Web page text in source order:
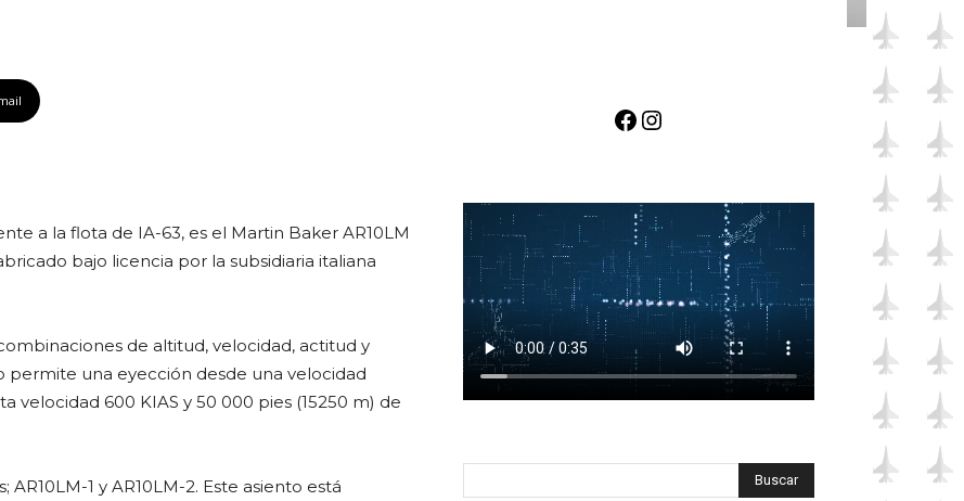
a la flota de IA-63, es el Martin Baker AR10LM
bajo licencia por la subsidiaria italiana
de altitud, velocidad, actitud y
permite una eyección desde una velocidad
velocidad 600 KIAS y 50 000 pies (15250 m) de
1 y AR10LM-2. Este asiento está
Facebook
Instagram